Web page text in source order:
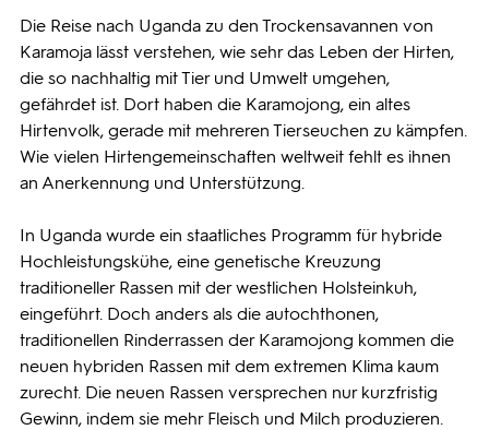
Die Reise nach Uganda zu den Trockensavannen von
Karamoja lässt verstehen, wie sehr das Leben der Hirten,
die so nachhaltig mit Tier und Umwelt umgehen,
gefährdet ist. Dort haben die Karamojong, ein altes
Hirtenvolk, gerade mit mehreren Tierseuchen zu kämpfen.
Wie vielen Hirtengemeinschaften weltweit fehlt es ihnen
an Anerkennung und Unterstützung.
In Uganda wurde ein staatliches Programm für hybride
Hochleistungskühe, eine genetische Kreuzung
traditioneller Rassen mit der westlichen Holsteinkuh,
eingeführt. Doch anders als die autochthonen,
traditionellen Rinderrassen der Karamojong kommen die
neuen hybriden Rassen mit dem extremen Klima kaum
zurecht. Die neuen Rassen versprechen nur kurzfristig
Gewinn, indem sie mehr Fleisch und Milch produzieren.